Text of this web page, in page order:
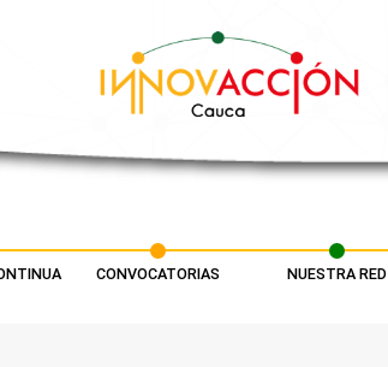
CONVOCATORIAS NUESTRA RED